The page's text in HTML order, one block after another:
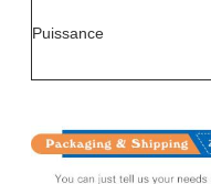
Puissance